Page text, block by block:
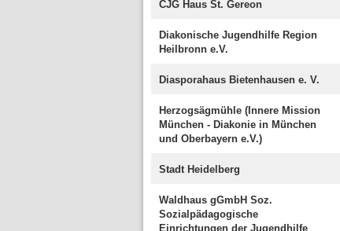
CJG Haus St. Gereon
Diakonische Jugendhilfe Region
Heilbronn e.V.
Diasporahaus Bietenhausen e. V.
Herzogsägmühle (Innere Mission
München - Diakonie in München
und Oberbayern e.V.)
Stadt Heidelberg
Waldhaus gGmbH Soz.
Sozialpädagogische
Einrichtungen der Jugendhilfe